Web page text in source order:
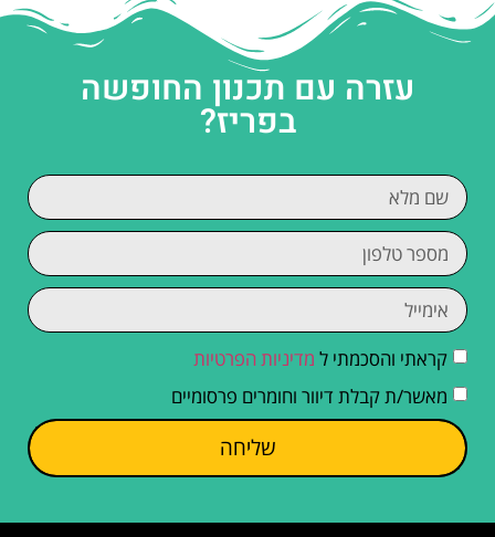
עזרה עם תכנון החופשה
בפריז?
קראתי והסכמתי ל מדיניות הפרטיות
מאשר/ת קבלת דיוור וחומרים פרסומיים
שליחה